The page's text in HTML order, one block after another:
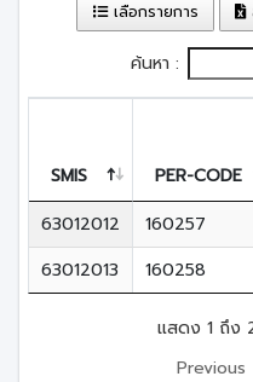
เลือกรายการ
ค้นหา :
SMIS PER-CODE
63012012
160257
63012013
160258
แสดง 1 ถึง
Previous